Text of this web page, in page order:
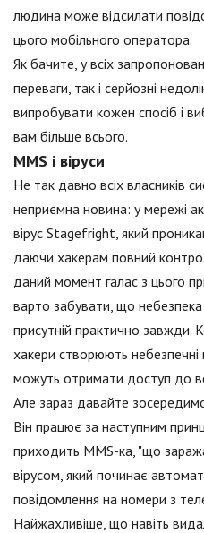
людина може відсилати
цього мобільного оператора.
Як бачите, у всіх
переваги, так і серйозні
випробувати кожен спосіб і
вам більше всього.
MMS і віруси
Не так давно всіх власників
неприємна новина: у мережі
вірус Stagefright, який
даючи хакерам повний
даний момент галас з цього
варто забувати, що
присутній практично завжди.
хакери створюють небезпечні
можуть отримати доступ до
Але зараз давайте
Він працює за наступним
приходить MMS-ка, "що
вірусом, який починає
повідомлення на номери з
Найжахливіше, що навіть